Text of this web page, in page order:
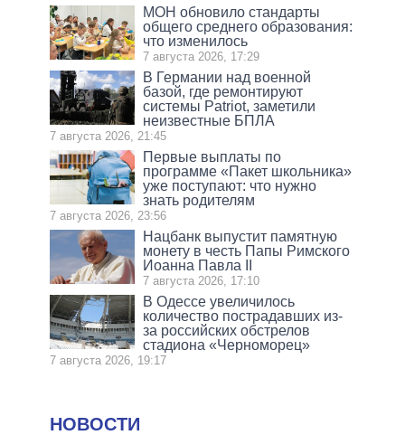
МОН обновило стандарты
общего среднего образования:
что изменилось
7 августа 2026, 17:29
В Германии над военной
базой, где ремонтируют
системы Patriot, заметили
неизвестные БПЛА
7 августа 2026, 21:45
Первые выплаты по
программе «Пакет школьника»
уже поступают: что нужно
знать родителям
7 августа 2026, 23:56
Нацбанк выпустит памятную
монету в честь Папы Римского
Иоанна Павла II
7 августа 2026, 17:10
В Одессе увеличилось
количество пострадавших из-
за российских обстрелов
стадиона «Черноморец»
7 августа 2026, 19:17
НОВОСТИ